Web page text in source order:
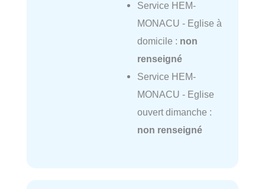
Service HEM-
MONACU - Eglise à
domicile : non
renseigné
Service HEM-
MONACU - Eglise
ouvert dimanche :
non renseigné